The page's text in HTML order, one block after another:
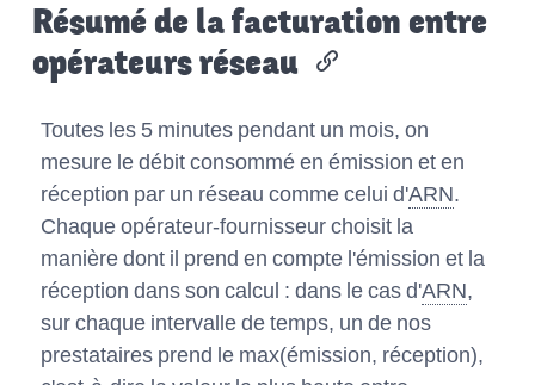
Résumé de la facturation entre
opérateurs réseau
Toutes les 5 minutes pendant un mois, on
mesure le débit consommé en émission et en
réception par un réseau comme celui d'ARN.
Chaque opérateur-fournisseur choisit la
manière dont il prend en compte l'émission et la
réception dans son calcul : dans le cas d'ARN,
sur chaque intervalle de temps, un de nos
prestataires prend le max(émission, réception),